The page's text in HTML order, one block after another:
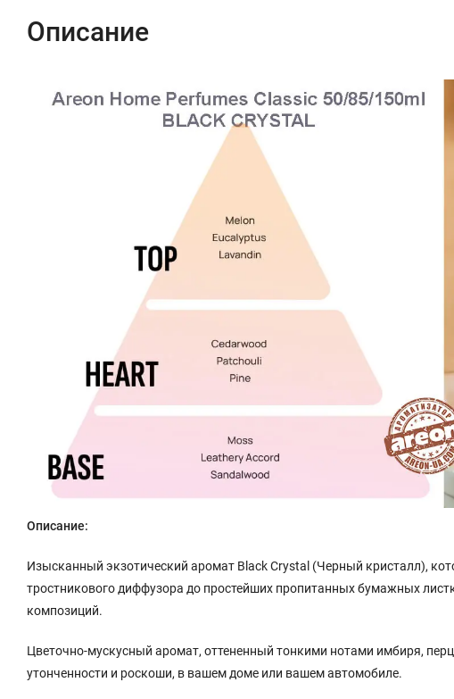
Описание
Описание:
Изысканный экзотический аромат Black Crystal (Черный кристалл),
тростникового диффузора до простейших пропитанных бумажных
композиций.
Цветочно-мускусный аромат, оттененный тонкими нотами имбиря,
утонченности и роскоши, в вашем доме или вашем автомобиле.